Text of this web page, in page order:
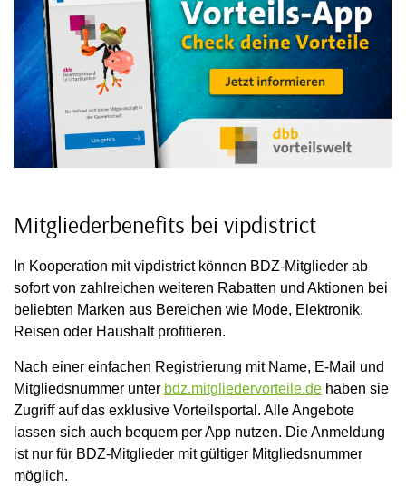
Mitgliederbenefits bei vipdistrict
In Kooperation mit vipdistrict können BDZ-Mitglieder ab
sofort von zahlreichen weiteren Rabatten und Aktionen bei
beliebten Marken aus Bereichen wie Mode, Elektronik,
Reisen oder Haushalt profitieren.
Nach einer einfachen Registrierung mit Name, E-Mail und
Mitgliedsnummer unter bdz.mitgliedervorteile.de haben sie
Zugriff auf das exklusive Vorteilsportal. Alle Angebote
lassen sich auch bequem per App nutzen. Die Anmeldung
ist nur für BDZ-Mitglieder mit gültiger Mitgliedsnummer
möglich.